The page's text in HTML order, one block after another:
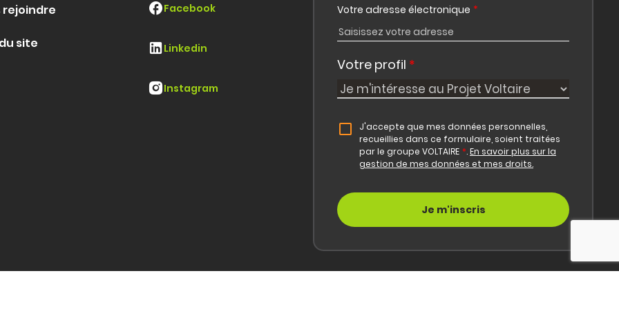
Votre adresse électronique *
Votre profil *
J'accepte que mes données personnelles,
recueillies dans ce formulaire, soient traitées
par le groupe VOLTAIRE *.En savoir plus sur la
gestion de mes données et mes droits.
rejoindre
site
Facebook
Linkedin
Instagram